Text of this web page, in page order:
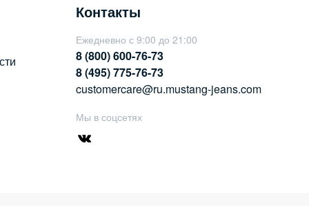
Контакты
Ежедневно с 9:00 до 21:00
8 (800) 600-76-73
8 (495) 775-76-73
customercare@ru.mustang-jeans.com
Мы в соцсетях